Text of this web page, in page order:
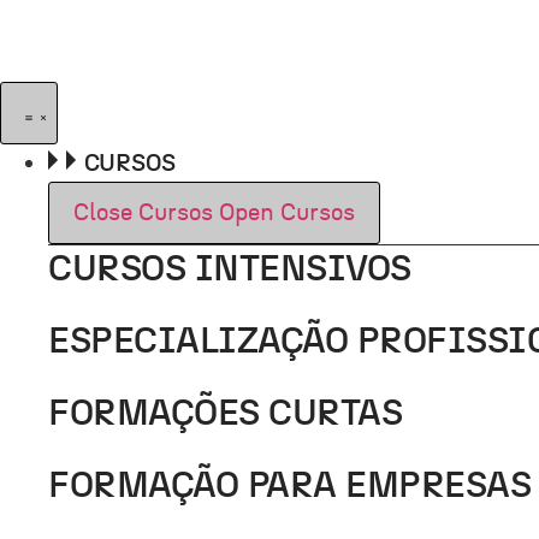
o
conteúdo
CURSOS
Close Cursos Open Cursos
CURSOS INTENSIVOS
ESPECIALIZAÇÃO
FORMAÇÕES CURTAS
FORMAÇÃO PARA EMPRESAS